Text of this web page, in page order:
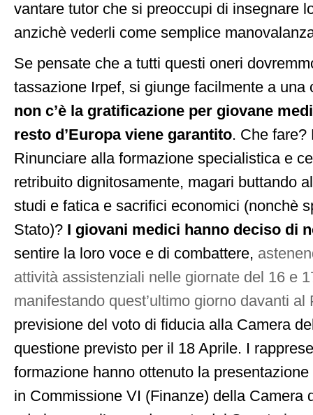
vantare tutor che si preoccupi di insegnare
anzichè vederli come semplice
Se pensate che a tutti questi oneri
tassazione Irpef, si giunge facilmente a
non c’è la gratificazione per giovane
resto d’Europa viene garantito. Che fare?
Rinunciare alla formazione specialistica e
retribuito dignitosamente, magari buttando
studi e fatica e sacrifici economici (nonchè
Stato)? I giovani medici hanno deciso di
sentire la loro voce e di combattere,
attività assistenziali nelle giornate del 16 e
manifestando quest’ultimo giorno davanti al
previsione del voto di fiducia alla Camera
questione previsto per il 18 Aprile. I
formazione hanno ottenuto la
in Commissione VI (Finanze) della Camera